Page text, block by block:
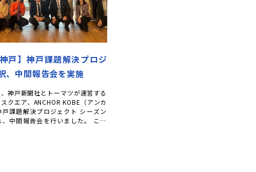
神戸】神戸課題解決プロジ
、中間報告会を実施
神戸新聞社とトーマツが運営する
クエア、ANCHOR KOBE（アンカ
戸課題解決プロジェクト シーズン
、中間報告会を行いました。 この